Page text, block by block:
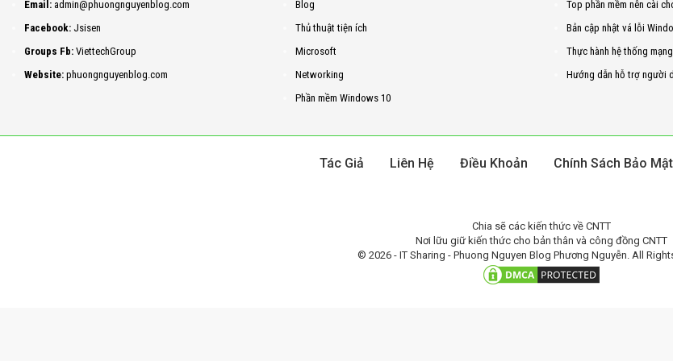
Email: admin@phuongnguyenblog.com
Facebook: Jsisen
Groups Fb: ViettechGroup
Website: phuongnguyenblog.com
Blog
Thủ thuật tiện ích
Microsoft
Networking
Phần mềm Windows 10
Top phần mềm nên cài
Bản cập nhật vá lỗi
Thực hành hệ thống mạng
Hướng dẫn hỗ trợ người
Tác Giả Liên Hệ Điều Khoản Chính Sách Bảo Mật
Chia sẽ các kiến thức về CNTT
Nơi lữu giữ kiến thức cho bản thân và công đồng CNTT
© 2026 - IT Sharing - Phuong Nguyen Blog Phương Nguyễn. All